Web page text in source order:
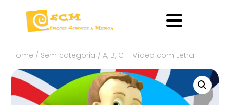
Home / Sem categoria / A, B, C – Vídeo com Letra